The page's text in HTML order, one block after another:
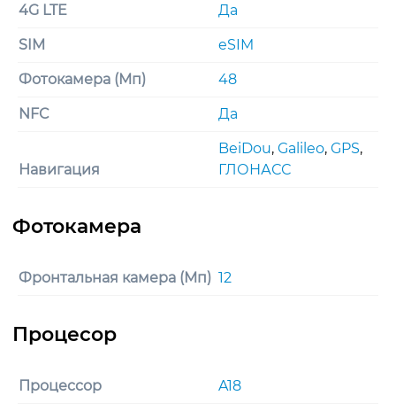
4G LTE Да
SIM eSIM
Фотокамера (Мп) 48
NFC Да
Навигация
BeiDou, Galileo, GPS,
ГЛОНАСС
Фронтальная камера (Мп) 12
Процессор A18